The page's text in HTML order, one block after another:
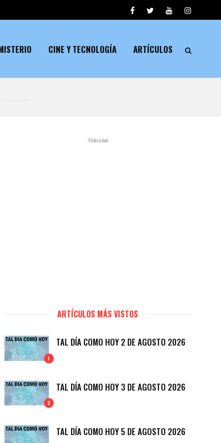
CINE Y TECNOLOGÍA ARTÍCULOS
- Publicidad -
ARTÍCULOS MÁS VISTOS
1
TAL DÍA COMO HOY 2 DE AGOSTO 2026
2
TAL DÍA COMO HOY 3 DE AGOSTO 2026
TAL DÍA COMO HOY 5 DE AGOSTO 2026